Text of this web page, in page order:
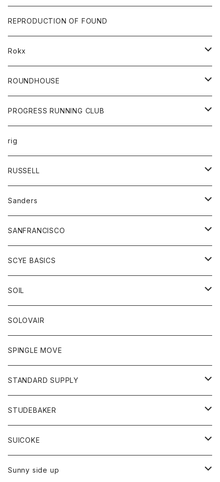
帽子
靴
バック
トップス
カットソー
カーディガン
ニット
ベスト
ボトムス
ショートパンツ
パンツ
レディース
カットソー
コート
ボトム
ワンピース
財布
バック
パンツ
ショートパンツ
REPRODUCTION OF FOUND
Rokx
ボトム
ROUNDHOUSE
エプロン
キッズ
オーバーオール
ボトム
ペインターパンツ
PROGRESS RUNNING CLUB
トップス
Tシャツ
グッズ
帽子
rig
RUSSELL
アウター
コート
パーカー
スカート
Tシャツ
トップス
Tシャツ
トレーナー
ボトム
ショートパンツ
スカート
レディース
スカート
Tシャツ
アクセサリー
バック
Sanders
グッズ
靴
SANFRANCISCO
アウター
カーディガン
コート
グッズ
ネクタイ
グローブ
アクセサリー
トップス
カットソー
カーディガン
ボトム
ショートパンツ
パンツ
レディース
カットソー
カーディガン
SCYE BASICS
ボトム
ジーンズ
チノパン
トップス
ポロシャツ
ベスト
靴
SOIL
靴
ワンピース
トップス
カットソー
ボトム
パンツ
オーバーオール
SOLOVAIR
SPINGLE MOVE
STANDARD SUPPLY
財布
バッグ
STUDEBAKER
アクセサリー
ブレスレット
SUICOKE
ブーツ
Sunny side up